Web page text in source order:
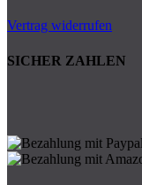
Vertrag widerrufen
SICHER ZAHLEN